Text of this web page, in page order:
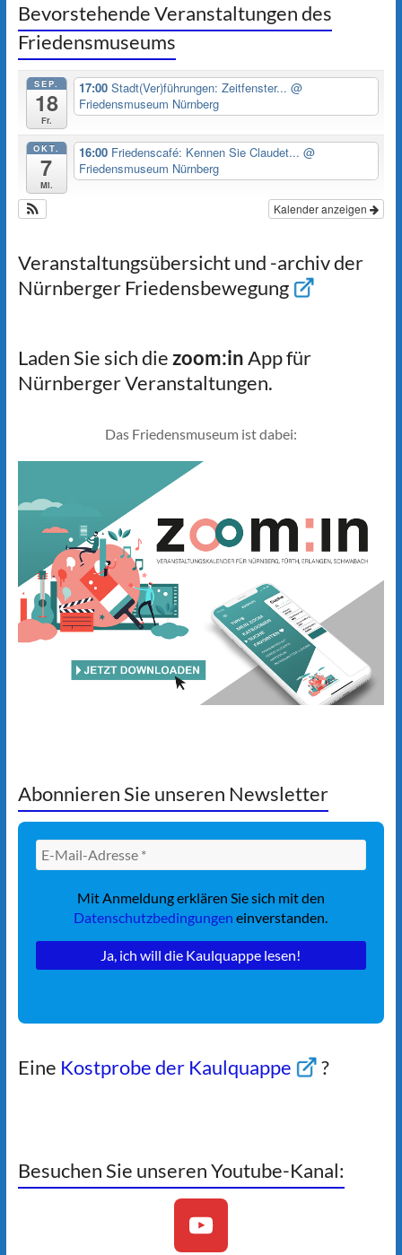
Bevorstehende Veranstaltungen des
Friedensmuseums
SEP.
18
Fr.
17:00Stadt(Ver)führungen: Zeitfenster...@
Friedensmuseum Nürnberg
OKT.
7
Mi.
16:00 Friedenscafé: Kennen Sie Claudet...@
Friedensmuseum Nürnberg
Kalender anzeigen
Veranstaltungsübersicht und -archiv der
Nürnberger Friedensbewegung
Laden Sie sich diezoom:inApp für
Nürnberger Veranstaltungen.
Das Friedensmuseum ist dabei:
Abonnieren Sie unseren Newsletter
Mit Anmeldung erklären Sie sich mit den
Datenschutzbedingungeneinverstanden.
Eine Kostprobe der Kaulquappe ?
Besuchen Sie unseren Youtube-Kanal: